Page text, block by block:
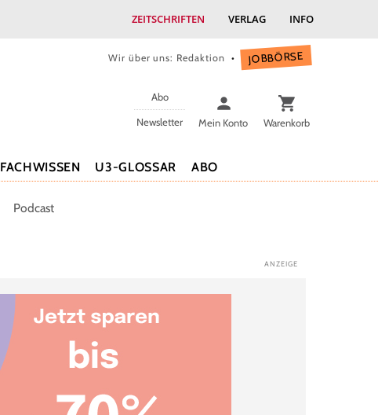
ZEITSCHRIFTEN VERLAG INFO
Wir über uns: Redaktion JOBBÖRSE
Abo
Newsletter
Mein Konto Warenkorb
FACHWISSEN U3-GLOSSAR ABO
Podcast